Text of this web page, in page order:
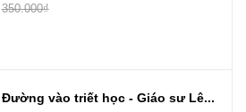
350.000₫
Đường vào triết học - Giáo sư Lê...